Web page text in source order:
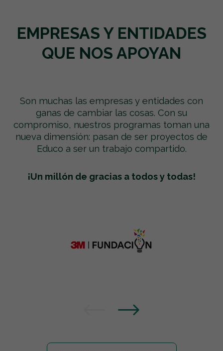
EMPRESAS Y ENTIDADES
QUE NOS APOYAN
Son muchas las empresas y entidades con
ganas de cambiar las cosas. Con su
compromiso, nuestros programas toman una
nueva dimensión: pasan de ser proyectos de
Educo a ser un trabajo compartido.
¡Un millón de gracias a todos y todas!